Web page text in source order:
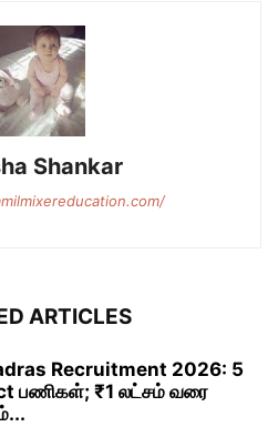
Shankar
ARTICLES
Recruitment 2026: 5
பணிகள்; ₹1 லட்சம் வரை